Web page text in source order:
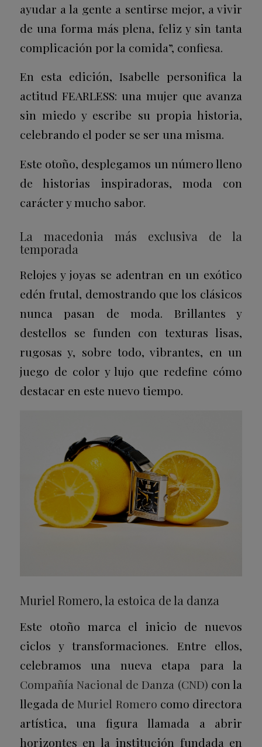
ayudar a la gente a sentirse mejor, a vivir
de una forma más plena, feliz y sin tanta
complicación por la comida”, confiesa.
En esta edición, Isabelle personifica la
actitud FEARLESS: una mujer que avanza
sin miedo y escribe su propia historia,
celebrando el poder se ser una misma.
Este otoño, desplegamos un número lleno
de historias inspiradoras, moda con
carácter y mucho sabor.
La macedonia más exclusiva de la
temporada
Relojes y joyas se adentran en un exótico
edén frutal, demostrando que los clásicos
nunca pasan de moda. Brillantes y
destellos se funden con texturas lisas,
rugosas y, sobre todo, vibrantes, en un
juego de color y lujo que redefine cómo
destacar en este nuevo tiempo.
Muriel Romero, la estoica de la danza
Este otoño marca el inicio de nuevos
ciclos y transformaciones. Entre ellos,
celebramos una nueva etapa para la
Compañía Nacional de Danza (CND) con la
llegada de Muriel Romero como directora
artística, una figura llamada a abrir
horizontes en la institución fundada en